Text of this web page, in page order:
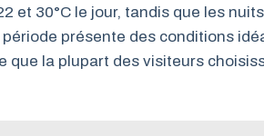
et 30°C le jour, tandis que les
présente des conditions
que la plupart des visiteurs